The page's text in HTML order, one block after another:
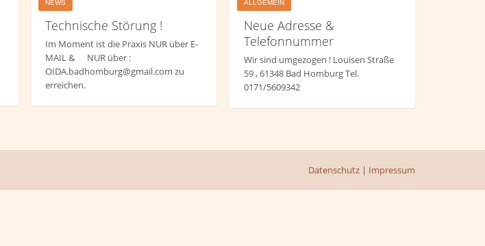
NEWS
Technische Störung !
Im Moment ist die Praxis NUR über E-
MAIL & NUR über :
OIDA.badhomburg@gmail.com zu
erreichen.
ALLGEMEIN
Neue Adresse &
Telefonnummer
Wir sind umgezogen ! Louisen Straße
59 , 61348 Bad Homburg Tel.
0171/5609342
Datenschutz | Impressum